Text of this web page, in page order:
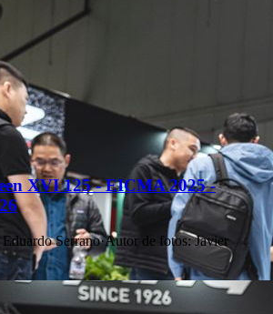
XVI 125 - EICMA 2025 -
Eduardo Serrano·Autor de fotos: Javier